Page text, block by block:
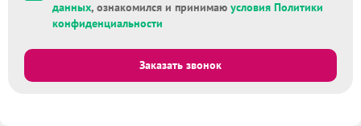
данных, ознакомился и принимаю условия Политики
конфиденциальности
Заказать звонок